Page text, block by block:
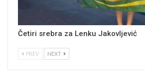
Četiri srebra za Lenku Jakovljević
PREV NEXT